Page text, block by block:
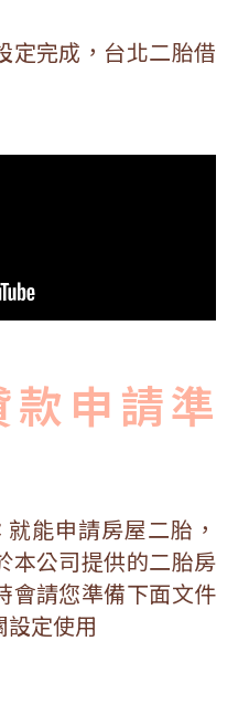
定完成，台北二胎借
申請準
就能申請房屋二胎，
本公司提供的二胎房
會請您準備下面文件
設定使用